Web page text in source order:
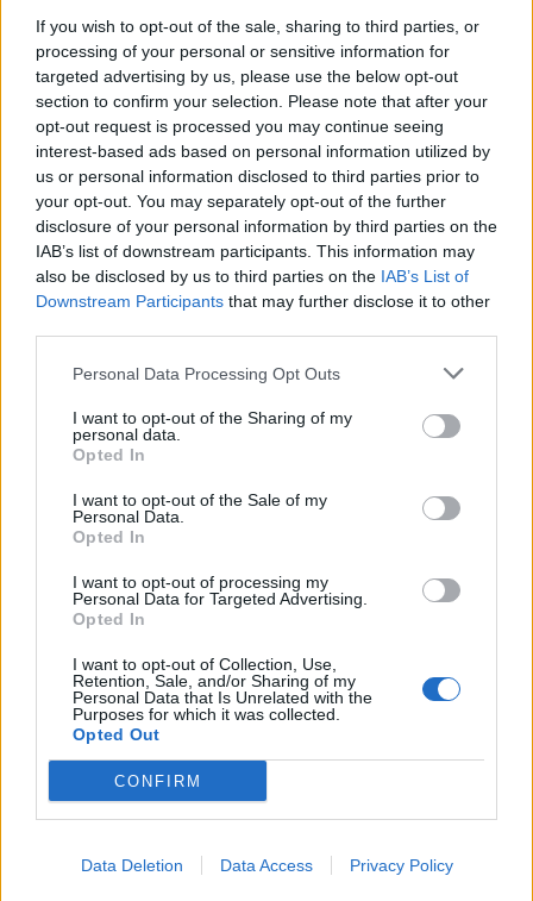
If you wish to opt-out of the sale, sharing to third parties, or
processing of your personal or sensitive information for
targeted advertising by us, please use the below opt-out
section to confirm your selection. Please note that after your
opt-out request is processed you may continue seeing
interest-based ads based on personal information utilized by
us or personal information disclosed to third parties prior to
your opt-out. You may separately opt-out of the further
disclosure of your personal information by third parties on the
IAB’s list of downstream participants. This information may
also be disclosed by us to third parties on the IAB’s List of
Downstream Participants that may further disclose it to other
Personal Data Processing Opt Outs
I want to opt-out of the Sharing of my
personal data.
Opted In
I want to opt-out of the Sale of my
Personal Data.
Opted In
I want to opt-out of processing my
Personal Data for Targeted Advertising.
Opted In
I want to opt-out of Collection, Use,
Retention, Sale, and/or Sharing of my
Personal Data that Is Unrelated with the
Purposes for which it was collected.
Opted Out
CONFIRM
Data Deletion Data Access Privacy Policy